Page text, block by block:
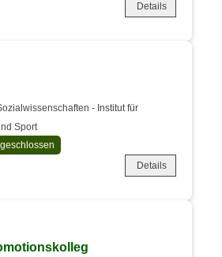
Details
- Institut für
Sport
Details